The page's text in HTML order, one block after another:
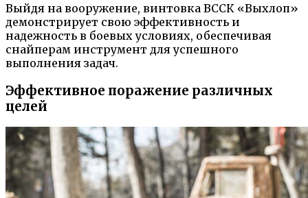
Выйдя на вооружение, винтовка ВССК «Выхлоп»
демонстрирует свою эффективность и
надежность в боевых условиях, обеспечивая
снайперам инструмент для успешного
выполнения задач.
Эффективное поражение различных
целей